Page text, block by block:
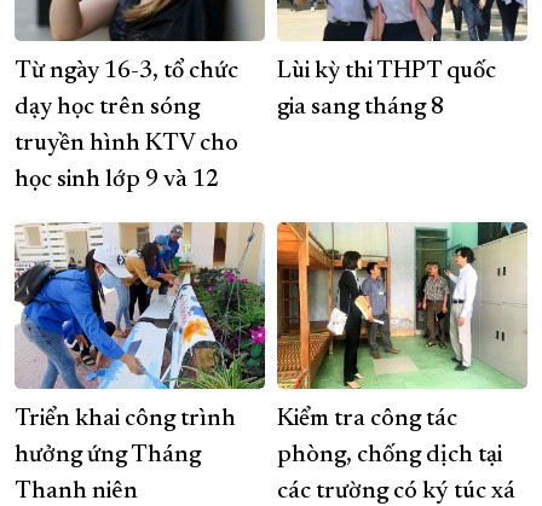
Từ ngày 16-3, tổ chức
dạy học trên sóng
truyền hình KTV cho
học sinh lớp 9 và 12
Lùi kỳ thi THPT quốc
gia sang tháng 8
Triển khai công trình
hưởng ứng Tháng
Thanh niên
Kiểm tra công tác
phòng, chống dịch tại
các trường có ký túc xá